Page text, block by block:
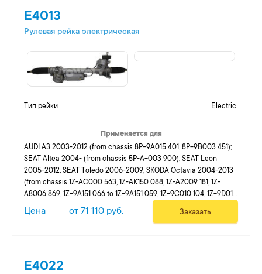
E4013
Рулевая рейка электрическая
Тип рейки Electric
Применяется для
AUDI A3 2003-2012 (from chassis 8P-9A015 401, 8P-9B003 451);
SEAT Altea 2004- (from chassis 5P-A-003 900); SEAT Leon
2005-2012; SEAT Toledo 2006-2009; SKODA Octavia 2004-2013
(from chassis 1Z-AC000 563, 1Z-AK150 088, 1Z-A2009 181, 1Z-
A8006 869, 1Z-9A151 066 to 1Z-9A151 059, 1Z-9C010 104, 1Z-9D015
004, 1Z-9K153 480, 1Z-92066 810, 1Z-98019 774); SKODA Yeti 2009-
2013; SKODA Superb 2008-2013; VW Eos 2006-2015; VW Cadd...
Цена от 71 110 руб. Заказать
E4022